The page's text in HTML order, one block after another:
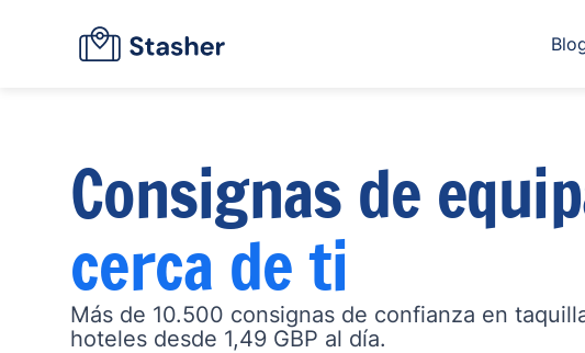
Consignas de
cerca de ti
Más de 10.500 consignas de confianza en
hoteles desde 1,49 GBP al día.